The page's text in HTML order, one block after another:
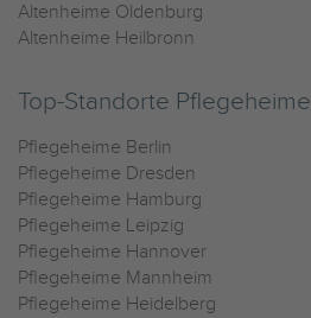
Altenheime Oldenburg
Altenheime Heilbronn
Top-Standorte Pflegeheime
Pflegeheime Berlin
Pflegeheime Dresden
Pflegeheime Hamburg
Pflegeheime Leipzig
Pflegeheime Hannover
Pflegeheime Mannheim
Pflegeheime Heidelberg